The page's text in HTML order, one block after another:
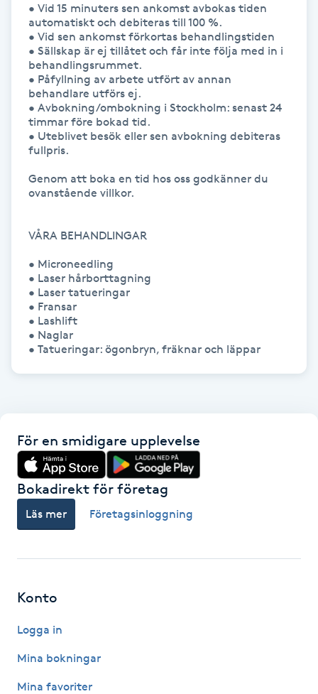
Hot yoga
Hudföryngring
Huduppstramning
Hudvård
Hyaluronsyra
Hypnos
Hårborttagning
Hårbottenbehandling
Hårförlängning
Hälsa
Hälsprickor
IPL
IPL hårborttagning
• Vid 15 minuters sen ankomst avbokas tiden
automatiskt och debiteras till 100 %.
• Vid sen ankomst förkortas behandlingstiden
• Sällskap är ej tillåtet och får inte följa med in i
behandlingsrummet.
• Påfyllning av arbete utfört av annan
behandlare utförs ej.
• Avbokning/ombokning i Stockholm: senast 24
timmar före bokad tid.
• Uteblivet besök eller sen avbokning debiteras
fullpris.
Genom att boka en tid hos oss godkänner du
ovanstående villkor.
VÅRA BEHANDLINGAR
• Microneedling
• Laser hårborttagning
• Laser tatueringar
• Fransar
• Lashlift
• Naglar
För en smidigare upplevelse
Bokadirekt för företag
Läs mer Företagsinloggning
Konto
Logga in
Mina bokningar
Mina favoriter